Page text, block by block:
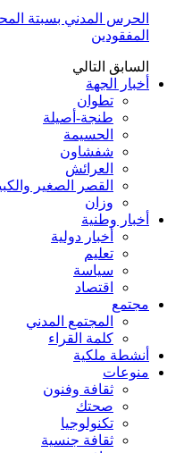
الحرس المدني بسبتة
المفقودين
السابق التالي
أخبار الجهة
تطوان
طنجة-أصيلة
الحسيمة
شفشاون
العرائش
القصر الصغير
وزان
أخبار وطنية
أخبار دولية
تعليم
سياسة
اقتصاد
مجتمع
المجتمع المدني
كلمة القراء
أنشطة ملكية
منوعات
ثقافة وفنون
صحتك
تكنولوجيا
ثقافة جنسية